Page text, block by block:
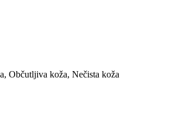
Občutljiva koža, Nečista koža